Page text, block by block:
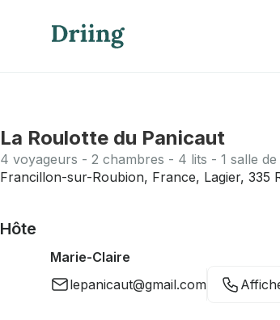
La Roulotte du Panicaut
4 voyageurs - 2 chambres - 4 lits - 1 salle de
Francillon-sur-Roubion, France, Lagier, 335
Hôte
Marie-Claire
lepanicaut@gmail.com